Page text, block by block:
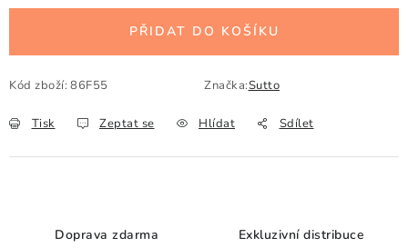
PŘIDAT DO KOŠÍKU
Kód zboží: 86F55 Značka:Sutto
Tisk Zeptat se Hlídat Sdílet
Doprava zdarma Exkluzivní distribuce